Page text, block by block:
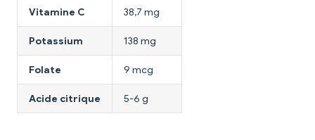
Vitamine C 38,7 mg
Potassium 138 mg
Folate 9 mcg
Acide citrique 5-6 g